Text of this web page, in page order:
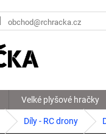
obchod@rchracka.cz
Velké plyšové hračky
Díly - RC drony